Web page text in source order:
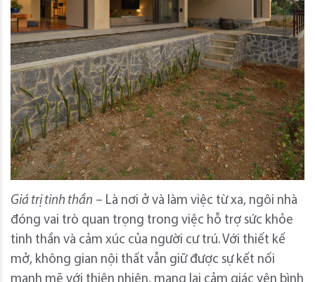
Giá trị tinh thần – Là nơi ở và làm việc từ xa, ngôi nhà
đóng vai trò quan trọng trong việc hỗ trợ sức khỏe
tinh thần và cảm xúc của người cư trú. Với thiết kế
mở, không gian nội thất vẫn giữ được sự kết nối